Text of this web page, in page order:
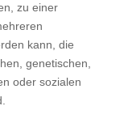
zu einer
kann, die
genetischen,
oder sozialen